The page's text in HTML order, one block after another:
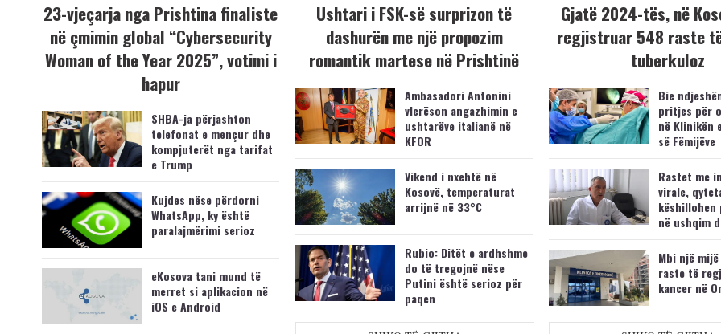
23-vjeçarja nga Prishtina finaliste
në çmimin global “Cybersecurity
Woman of the Year 2025”, votimi i
hapur
SHBA-ja përjashton
telefonat e mençur dhe
kompjuterët nga tarifat
e Trump
Kujdes nëse përdorni
WhatsApp, ky është
paralajmërimi serioz
eKosova tani mund të
merret si aplikacion në
iOS e Android
Ushtari i FSK-së surprizon të
dashurën me një propozim
romantik martese në Prishtinë
Ambasadori Antonini
vlerëson angazhimin e
ushtarëve italianë në
KFOR
Vikend i nxehtë në
Kosovë, temperaturat
arrijnë në 33°C
Rubio: Ditët e ardhshme
do të tregojnë nëse
Putini është serioz për
paqen
Gjatë 2024-tës, në
regjistruar 548 raste
tuberkuloz
Bie
pritjes për
në Klinikën
së Fëmijëve
Rastet me
virale,
këshillohen
në ushqim
Mbi një
raste të
kancer në